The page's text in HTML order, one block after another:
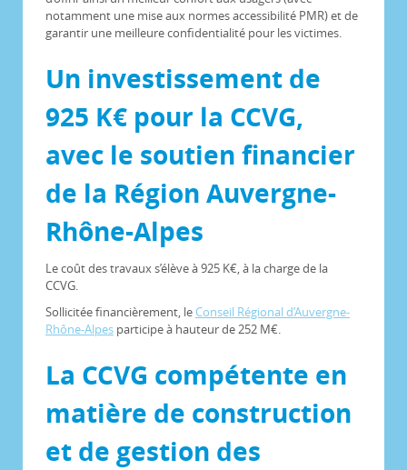
notamment une mise aux normes accessibilité PMR) et de
garantir une meilleure confidentialité pour les victimes.
Un investissement de
925 K€ pour la CCVG,
avec le soutien financier
de la Région Auvergne-
Rhône-Alpes
Le coût des travaux s’élève à 925 K€, à la charge de la
CCVG.
Sollicitée financièrement, le Conseil Régional d’Auvergne-
Rhône-Alpes participe à hauteur de 252 M€.
La CCVG compétente en
matière de construction
et de gestion des